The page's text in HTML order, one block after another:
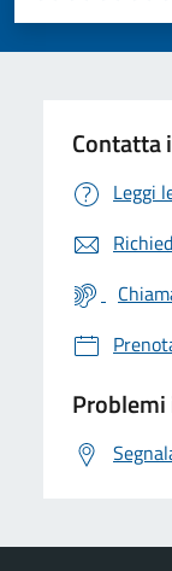
Valuta 3
Valuta 2
Valuta 1 stelle
Contatta
Leggi